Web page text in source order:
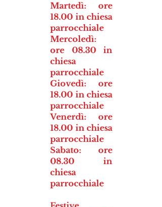
Martedì: ore
18.00 in chiesa
parrocchiale
Mercoledì:
ore 08.30 in
chiesa
parrocchiale
Giovedì: ore
18.00 in chiesa
parrocchiale
Venerdì: ore
18.00 in chiesa
parrocchiale
Sabato: ore
08.30 in
chiesa
parrocchiale